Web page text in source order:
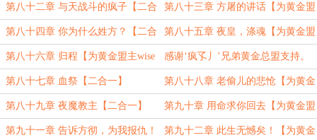
一】 【为黄金盟主wise海晨加更35、36】
第八十二章 与天战斗的疯子【二合
一】
第八十三章 方屠的讲话【为黄金盟
主wise海晨加更37、38】
第八十四章 你为什么姓方？【二合
一】
第八十五章 夜皇，涤魂【为黄金盟
主wise海晨加更39、40】
第八十六章 归程【为黄金盟主wise
海晨加更41、42】
感谢‘疯孓丿’兄弟黄金总盟支持。
第八十七章 血祭【二合一】 第八十八章 老偷儿的悲怆【为黄金
盟主wise海晨加更43、44】
第八十九章 夜魔教主【二合一】 第九十章 用命求你回去【为黄金盟
主wise海晨加更45、46】
第九十一章 告诉方彻，为我报仇！ 第九十二章 此生无憾矣！【为黄金